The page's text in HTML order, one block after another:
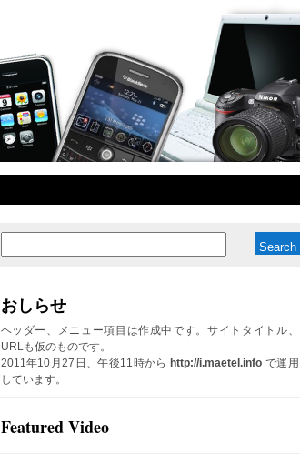
おしらせ
ヘッダー、メニュー項目は作成中です。サイトタイトル、
URLも仮のものです。
2011年10月27日、午後11時から http://i.maetel.info で運用
しています。
Featured Video